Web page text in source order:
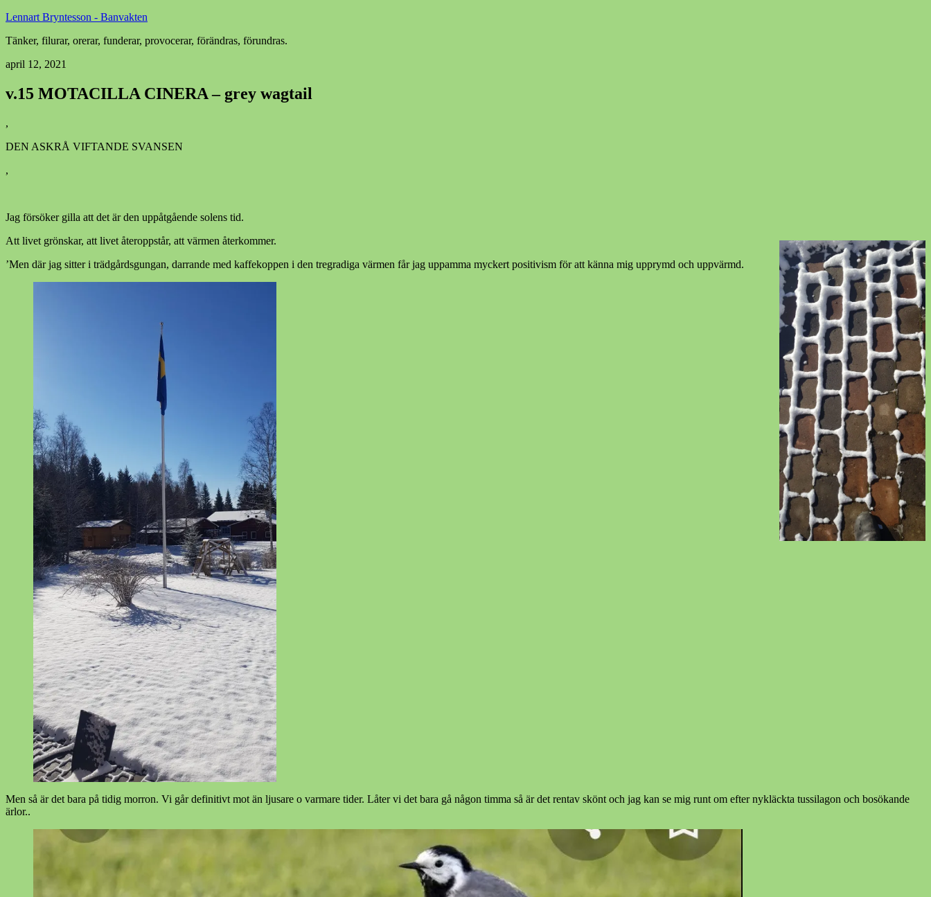
Lennart Bryntesson - Banvakten
Tänker, filurar, orerar, funderar, provocerar, förändras, förundras.
april 12, 2021
v.15 MOTACILLA CINERA – grey wagtail
,
DEN ASKRÅ VIFTANDE SVANSEN
,
Jag försöker gilla att det är den uppåtgående solens tid.
Att livet grönskar, att livet återoppstår, att värmen återkommer.
’Men där jag sitter i trädgårdsgungan, darrande med kaffekoppen i den tregradiga värmen får jag uppamma myckert positivism för att känna mig upprymd och uppvärmd.
Men så är det bara på tidig morron. Vi går definitivt mot än ljusare o varmare tider. Låter vi det bara gå någon timma så är det rentav skönt och jag kan se mig runt om efter nykläckta tussilagon och bosökande
ärlor..